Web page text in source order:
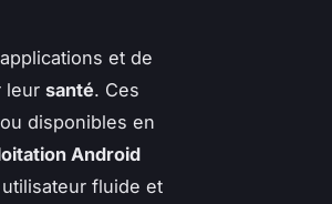
et de
leur santé. Ces
ou disponibles en
Android
fluide et